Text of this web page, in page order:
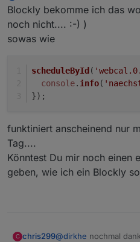
errinnerung auslösen.
ein ggf. Gesetztes
mal änderst. Zusätzlich
funktion auch aufrufen,
Blockly bekomme ich das
noch nicht.... :-) )
sowas wie
scheduleById (
console. info(
});
funktiniert anscheinend nur
Tag....
Könntest Du mir noch einen
geben, wie ich ein Blockly
C chris299@dirkhe nochmal